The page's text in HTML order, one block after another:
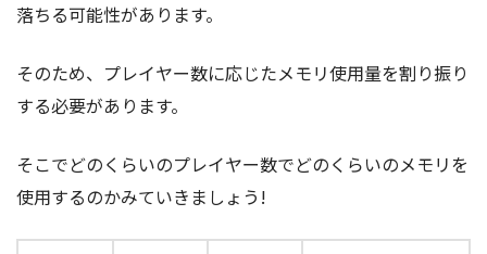
落ちる可能性があります。
そのため、プレイヤー数に応じたメモリ使用量を割り振り
する必要があります。
そこでどのくらいのプレイヤー数でどのくらいのメモリを
使用するのかみていきましょう!